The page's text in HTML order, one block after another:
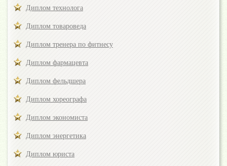
Диплом технолога
Диплом товароведа
Диплом тренера по фитнесу
Диплом фармацевта
Диплом фельдшера
Диплом хореографа
Диплом экономиста
Диплом энергетика
Диплом юриста